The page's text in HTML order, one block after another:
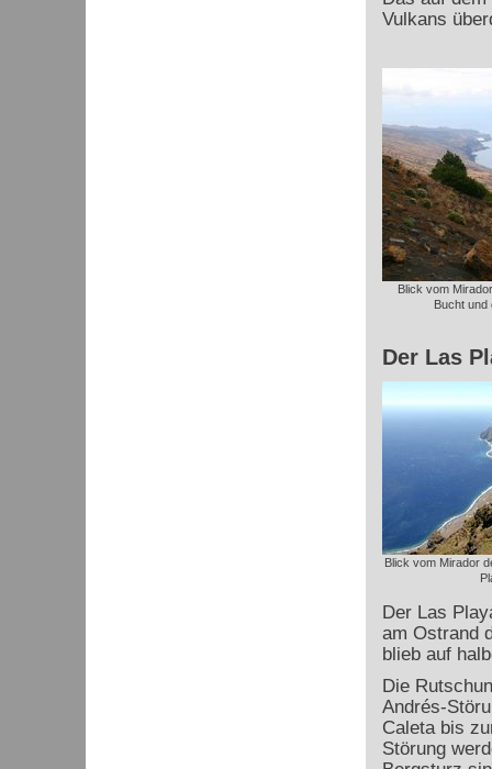
Vulkans
Blick vom
Bucht und
Der Las
Blick vom Mirador
Der Las
am Ostrand
blieb auf
Die
Andrés-
Caleta bis
Störung